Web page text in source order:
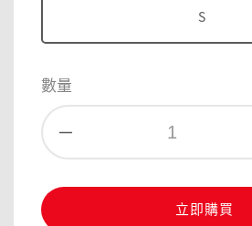
S
數量
立即購買